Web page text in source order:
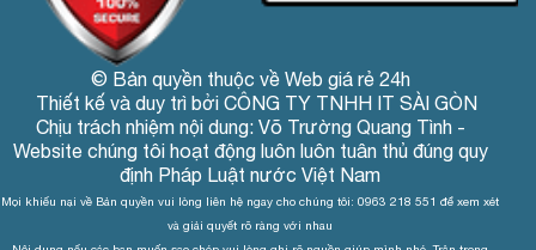
© Bản quyền thuộc về Web giá rẻ 24h
Thiết kế và duy trì bởi CÔNG TY TNHH IT SÀI GÒN
Chịu trách nhiệm nội dung: Võ Trường Quang Tình -
Website chúng tôi hoạt động luôn luôn tuân thủ đúng quy
định Pháp Luật nước Việt Nam
Mọi khiếu nại về Bản quyền vui lòng liên hệ ngay cho chúng tôi: 0963 218 551 để xem xét
và giải quyết rõ ràng với nhau